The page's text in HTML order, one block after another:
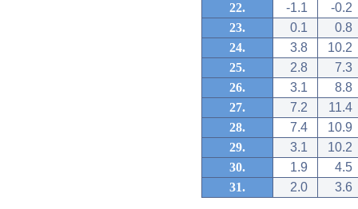
22.
-1.1
-0.2
23.
0.1
0.8
24.
3.8
10.2
25.
2.8
7.3
26.
3.1
8.8
27.
7.2
11.4
28.
7.4
10.9
29.
3.1
10.2
30.
1.9
4.5
31.
2.0 3.6